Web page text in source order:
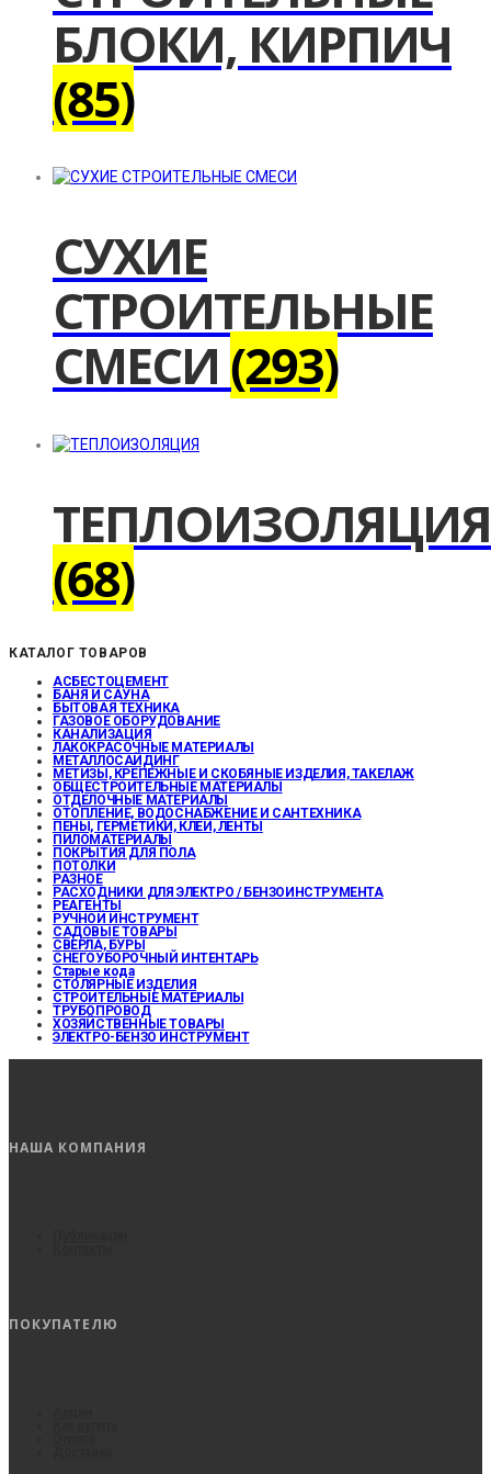
БЛОКИ, КИРПИЧ
(85)
СУХИЕ
СТРОИТЕЛЬНЫЕ
СМЕСИ (293)
ТЕПЛОИЗОЛЯЦИЯ
(68)
КАТАЛОГ ТОВАРОВ
АСБЕСТОЦЕМЕНТ
БАНЯ И САУНА
БЫТОВАЯ ТЕХНИКА
ГАЗОВОЕ ОБОРУДОВАНИЕ
КАНАЛИЗАЦИЯ
ЛАКОКРАСОЧНЫЕ МАТЕРИАЛЫ
МЕТАЛЛОСАЙДИНГ
МЕТИЗЫ, КРЕПЕЖНЫЕ И СКОБЯНЫЕ ИЗДЕЛИЯ, ТАКЕЛАЖ
ОБЩЕСТРОИТЕЛЬНЫЕ МАТЕРИАЛЫ
ОТДЕЛОЧНЫЕ МАТЕРИАЛЫ
ОТОПЛЕНИЕ, ВОДОСНАБЖЕНИЕ И САНТЕХНИКА
ПЕНЫ, ГЕРМЕТИКИ, КЛЕИ, ЛЕНТЫ
ПИЛОМАТЕРИАЛЫ
ПОКРЫТИЯ ДЛЯ ПОЛА
ПОТОЛКИ
РАЗНОЕ
РАСХОДНИКИ ДЛЯ ЭЛЕКТРО / БЕНЗОИНСТРУМЕНТА
РЕАГЕНТЫ
РУЧНОЙ ИНСТРУМЕНТ
САДОВЫЕ ТОВАРЫ
СВЕРЛА, БУРЫ
СНЕГОУБОРОЧНЫЙ ИНТЕНТАРЬ
Старые кода
СТОЛЯРНЫЕ ИЗДЕЛИЯ
СТРОИТЕЛЬНЫЕ МАТЕРИАЛЫ
ТРУБОПРОВОД
ХОЗЯЙСТВЕННЫЕ ТОВАРЫ
ЭЛЕКТРО-БЕНЗО ИНСТРУМЕНТ
НАША КОМПАНИЯ
ПОКУПАТЕЛЮ